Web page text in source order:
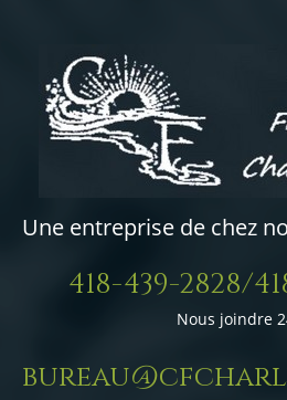
Une entreprise de chez
418-439-2828/
Nous joindre